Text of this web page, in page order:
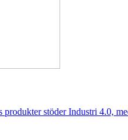
stöder Industri 4.0,